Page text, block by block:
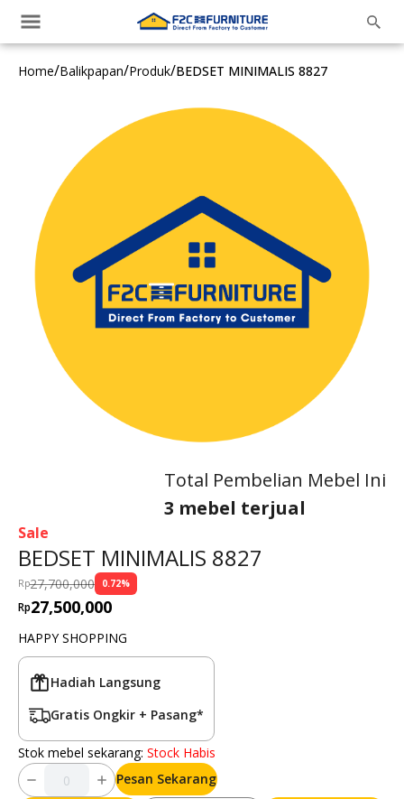
Home/Balikpapan/Produk/BEDSET MINIMALIS 8827
Total Pembelian Mebel Ini
3 mebel terjual
Sale
BEDSET MINIMALIS 8827
Rp27,700,000 0.72%
Rp27,500,000
HAPPY SHOPPING
Hadiah Langsung
Gratis Ongkir + Pasang*
Stok mebel sekarang: Stock Habis
Pesan Sekarang